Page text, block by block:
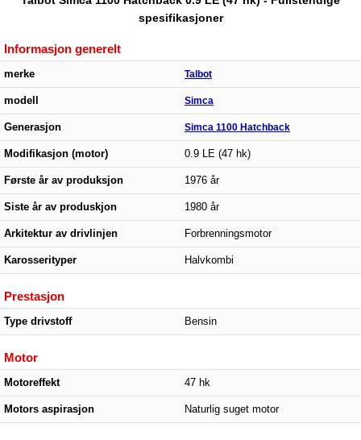
spesifikasjoner
Informasjon generelt
merke Talbot
modell Simca
Generasjon Simca 1100 Hatchback
Modifikasjon (motor) 0.9 LE (47 hk)
Første år av produksjon 1976 år
Siste år av produskjon 1980 år
Arkitektur av drivlinjen Forbrenningsmotor
Karosserityper Halvkombi
Prestasjon
Type drivstoff Bensin
Motor
Motoreffekt 47 hk
Motors aspirasjon Naturlig suget motor